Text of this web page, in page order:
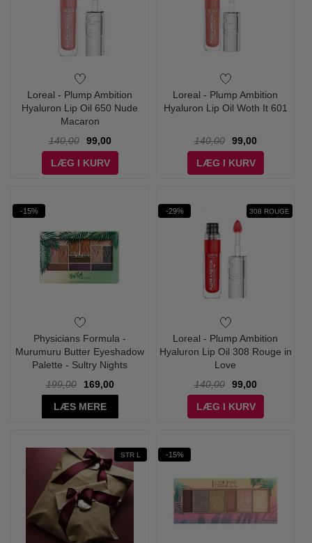
Loreal - Plump Ambition
Hyaluron Lip Oil 650 Nude
Macaron
140,00
99,00
LÆG I KURV
Loreal - Plump Ambition
Hyaluron Lip Oil Woth It 601
140,00
99,00
LÆG I KURV
-15%
Physicians Formula -
Murumuru Butter Eyeshadow
Palette - Sultry Nights
199,00
169,00
LÆS MERE
-29% 308 ROUGE
Loreal - Plump Ambition
Hyaluron Lip Oil 308 Rouge in
Love
140,00
99,00
LÆG I KURV
STR L -15%